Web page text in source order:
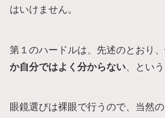
はいけません。
第１のハードルは、先述のとおり、
か自分ではよく分からない 、とい
眼鏡選びは裸眼で行うので、当然